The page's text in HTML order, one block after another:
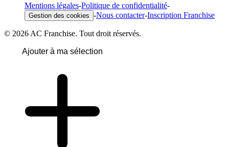
Mentions légales-Politique de confidentialité-
Gestion des cookies -Nous contacter-Inscription Franchise
© 2026 AC Franchise. Tout droit réservés.
Ajouter à ma sélection